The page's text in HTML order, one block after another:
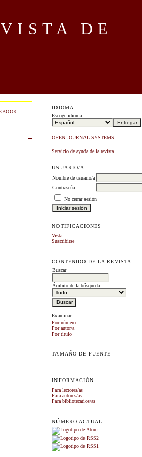
DE
IDIOMA
Escoge idioma
OPEN JOURNAL SYSTEMS
Servicio de ayuda de la revista
USUARIO/A
Nombre de usuario/a
Contraseña
No cerrar sesión
NOTIFICACIONES
Vista
Suscribirse
CONTENIDO DE LA REVISTA
Buscar
Ámbito de la búsqueda
Examinar
Por número
Por autor/a
Por título
TAMAÑO DE FUENTE
INFORMACIÓN
Para lectores/as
Para autores/as
Para bibliotecarios/as
NÚMERO ACTUAL